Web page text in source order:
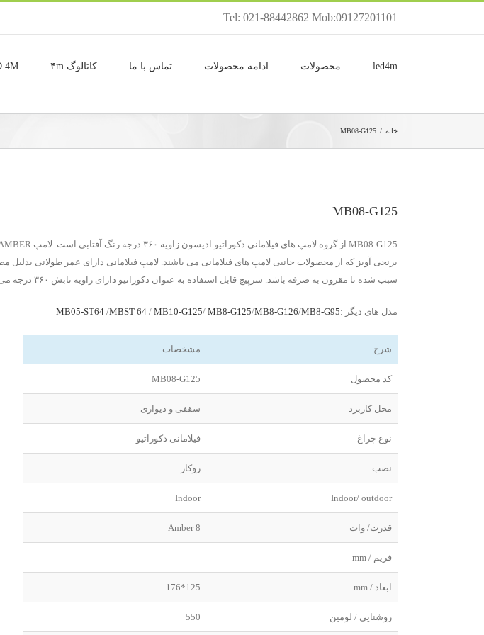
Tel: 021-88442862 Mob:09127201101
led4m محصولات ادامه محصولات تماس با ما کاتالوگ ۴m 4M
خانه /
MB08-G125
MB08-G125
برنجی آویز که از محصولات جانبی لامپ های فیلامانی می باشند. لامپ فیلامانی دارای عمر طولانی
سبب شده تا مقرون به صرفه باشد. سرپیچ قابل استفاده به عنوان دکوراتیو دارای زاویه تابش ۳۶۰ درجه می باشد.
مدل های دیگر : MB05-ST64 /MBST 64 / MB10-G125/ MB8-G125/MB8-G126/MB8-G95
شرح مشخصات
کد محصول MB08-G125
محل کاربرد سقفی و دیواری
نوع چراغ فیلامانی دکوراتیو
نصب روکار
Indoor/ outdoor
Indoor
قدرت/ وات 8 Amber
فریم / mm
ابعاد / mm 125*176
روشنایی / لومین 550